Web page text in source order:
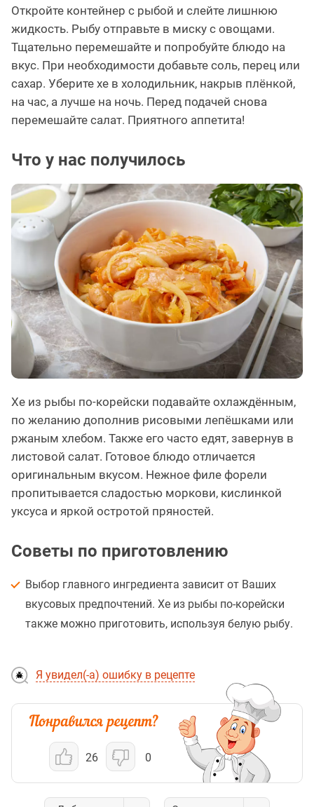
Откройте контейнер с рыбой и слейте лишнюю
жидкость. Рыбу отправьте в миску с овощами.
Тщательно перемешайте и попробуйте блюдо на
вкус. При необходимости добавьте соль, перец или
сахар. Уберите хе в холодильник, накрыв плёнкой,
на час, а лучше на ночь. Перед подачей снова
перемешайте салат. Приятного аппетита!
Что у нас получилось
Хе из рыбы по-корейски подавайте охлаждённым,
по желанию дополнив рисовыми лепёшками или
ржаным хлебом. Также его часто едят, завернув в
листовой салат. Готовое блюдо отличается
оригинальным вкусом. Нежное филе форели
пропитывается сладостью моркови, кислинкой
уксуса и яркой остротой пряностей.
Советы по приготовлению
Выбор главного ингредиента зависит от Ваших
вкусовых предпочтений. Хе из рыбы по-корейски
также можно приготовить, используя белую рыбу.
Я увидел(-а) ошибку в рецепте
26 0